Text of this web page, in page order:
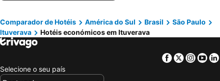
Comparador de Hotéis América do Sul Brasil
São Paulo
Ituverava
Hotéis económicos em Ituverava
Facebook
Twitter
Selecione o seu país